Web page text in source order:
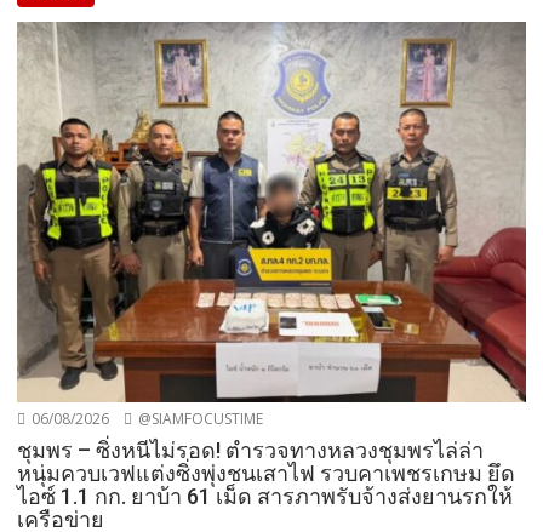
06/08/2026 @SIAMFOCUSTIME
ชุมพร – ซิ่งหนีไม่รอด! ตำรวจทางหลวงชุมพรไล่ล่า
หนุ่มควบเวฟแต่งซิ่งพุ่งชนเสาไฟ รวบคาเพชรเกษม ยึด
ไอซ์ 1.1 กก. ยาบ้า 61 เม็ด สารภาพรับจ้างส่งยานรกให้
เครือข่าย